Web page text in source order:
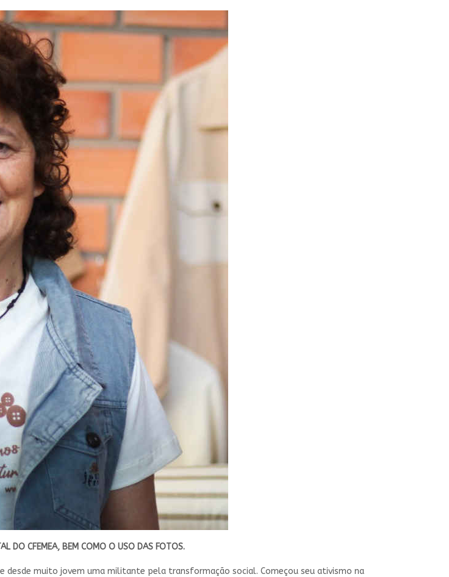
DO CFEMEA, BEM COMO O USO DAS FOTOS.
desde muito jovem uma militante pela transformação social. Começou seu ativismo na